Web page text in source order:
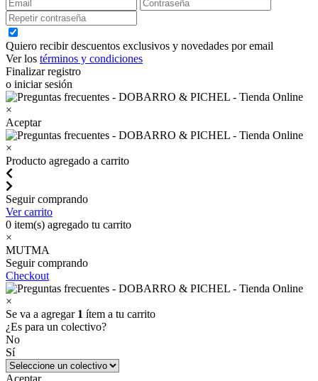
Quiero recibir descuentos exclusivos y novedades por email
Ver los términos y condiciones
Finalizar registro
o iniciar sesión
×
Aceptar
×
Producto agregado a carrito
Seguir comprando
Ver carrito
0 item(s) agregado tu carrito
×
MUTMA
Seguir comprando
Checkout
×
Se va a agregar 1 ítem a tu carrito
¿Es para un colectivo?
No
Sí
Aceptar